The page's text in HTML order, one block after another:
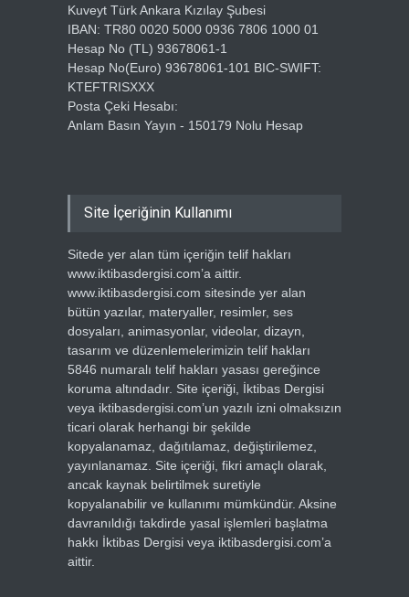
Kuveyt Türk Ankara Kızılay Şubesi
IBAN: TR80 0020 5000 0936 7806 1000 01
Hesap No (TL) 93678061-1
Hesap No(Euro) 93678061-101 BIC-SWIFT:
KTEFTRISXXX
Posta Çeki Hesabı:
Anlam Basın Yayın - 150179 Nolu Hesap
Site İçeriğinin Kullanımı
Sitede yer alan tüm içeriğin telif hakları
www.iktibasdergisi.com’a aittir.
www.iktibasdergisi.com sitesinde yer alan
bütün yazılar, materyaller, resimler, ses
dosyaları, animasyonlar, videolar, dizayn,
tasarım ve düzenlemelerimizin telif hakları
5846 numaralı telif hakları yasası gereğince
koruma altındadır. Site içeriği, İktibas Dergisi
veya iktibasdergisi.com’un yazılı izni olmaksızın
ticari olarak herhangi bir şekilde
kopyalanamaz, dağıtılamaz, değiştirilemez,
yayınlanamaz. Site içeriği, fikri amaçlı olarak,
ancak kaynak belirtilmek suretiyle
kopyalanabilir ve kullanımı mümkündür. Aksine
davranıldığı takdirde yasal işlemleri başlatma
hakkı İktibas Dergisi veya iktibasdergisi.com’a
aittir.